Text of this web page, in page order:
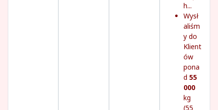
h...
Wysł
aliśm
y do
Klient
ów
pona
d 55
000
kg
(55